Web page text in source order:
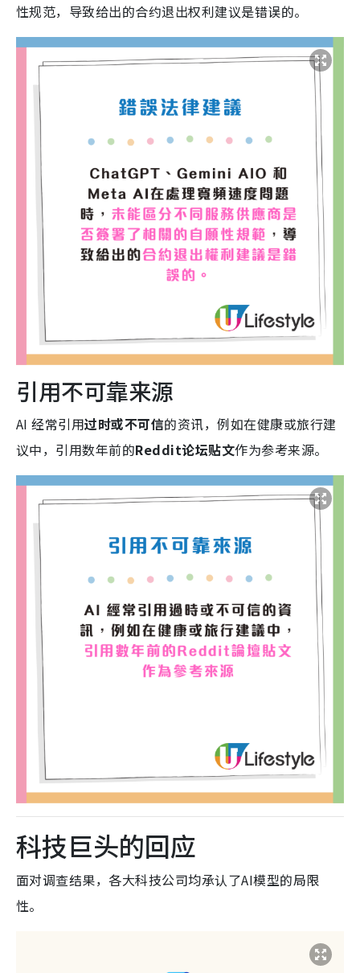
性规范，导致给出的合约退出权利建议是错误的。
引用不可靠来源
AI 经常引用过时或不可信的资讯，例如在健康或旅行建
议中，引用数年前的Reddit论坛贴文作为参考来源。
科技巨头的回应
面对调查结果，各大科技公司均承认了AI模型的局限
性。